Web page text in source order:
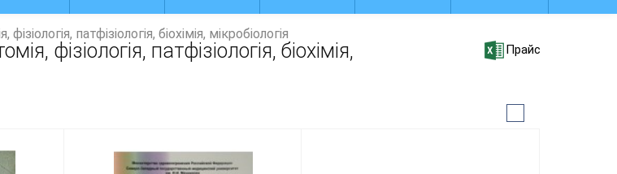
патфізіологія, біохімія, мікробіологія
фізіологія, патфізіологія, біохімія,
Прайс